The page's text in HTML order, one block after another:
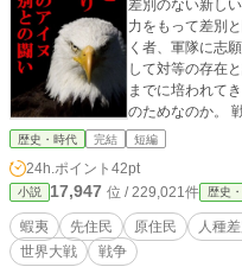
差別のない新し
力をもって差別
く者、軍隊に志
して対等の存在
までに培われて
のためなのか。
を選んだ青年た
込まれたアイヌ
だろうか。
歴史・時代 完結 短編
24h.ポイント 42pt
小説 17,947 位 / 229,021件 歴史
蝦夷 先住民 原住民 人種差
世界大戦
戦争